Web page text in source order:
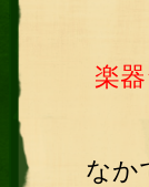
楽
なか